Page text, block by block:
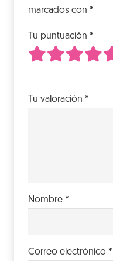
marcados con *
Tu puntuación *
Tu valoración *
Nombre *
Correo electrónico *